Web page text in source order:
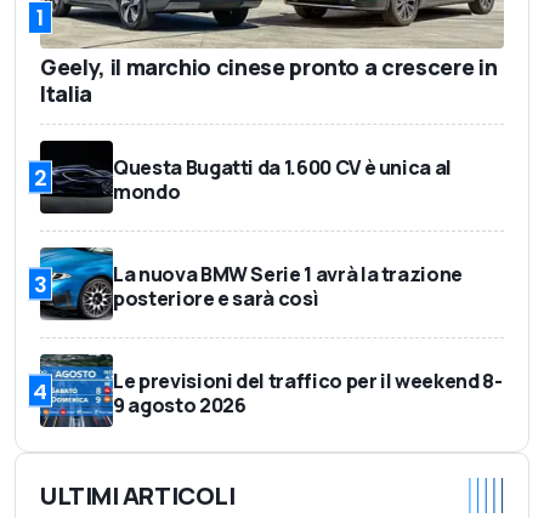
1
Geely, il marchio cinese pronto a crescere in
Italia
2
Questa Bugatti da 1.600 CV è unica al
mondo
3
La nuova BMW Serie 1 avrà la trazione
posteriore e sarà così
4
Le previsioni del traffico per il weekend 8-
9 agosto 2026
ULTIMI ARTICOLI